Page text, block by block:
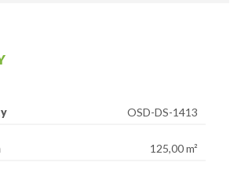
OSD-DS-1413
125,00 m²